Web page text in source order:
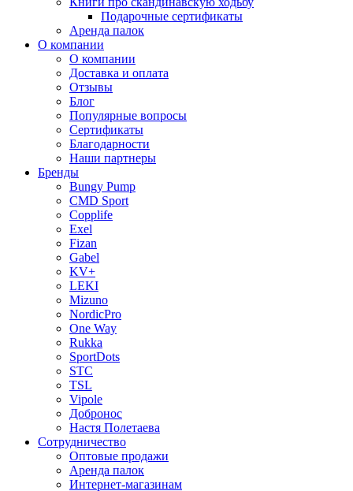
Подарочные сертификаты
Аренда палок
О компании
О компании
Доставка и оплата
Отзывы
Блог
Популярные вопросы
Сертификаты
Благодарности
Наши партнеры
Бренды
Bungy Pump
CMD Sport
Copplife
Exel
Fizan
Gabel
KV+
LEKI
Mizuno
NordicPro
One Way
Rukka
SportDots
STC
TSL
Vipole
Добронос
Настя Полетаева
Сотрудничество
Оптовые продажи
Аренда палок
Интернет-магазинам